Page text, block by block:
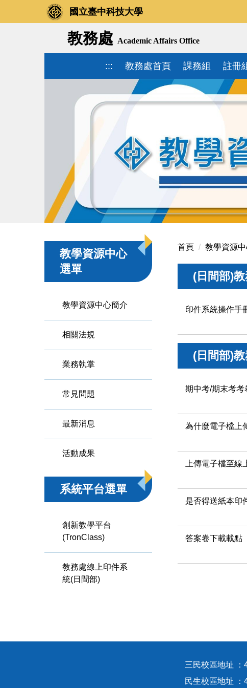
國立臺中科技大學
教務處 Academic Affairs Office
::: 教務處首頁 課務組 註冊
教學資源中心
選單
教學資源中心簡介
相關法規
業務執掌
常見問題
最新消息
活動成果
系統平台選單
創新教學平台
(TronClass)
教務處線上印件系
統(日間部)
首頁 教學資源
(日間部)
印件系統操作手
(日間部)
期中考/期末考考
為什麼電子檔上
上傳電子檔至
是否得送紙本印
答案卷下載載點
三民校區地址 ：
民生校區